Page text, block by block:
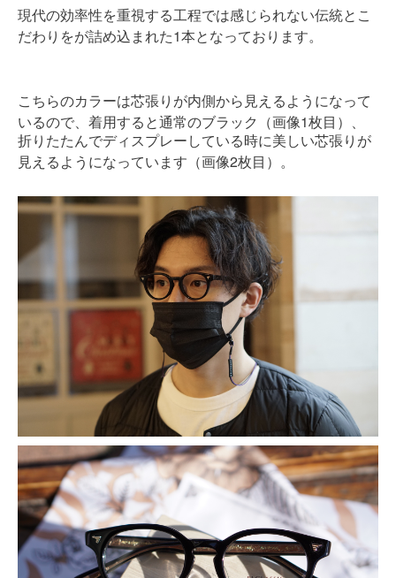
現代の効率性を重視する工程では感じられない伝統とこ
だわりをが詰め込まれた1本となっております。
こちらのカラーは芯張りが内側から見えるようになって
いるので、着用すると通常のブラック（画像1枚目）、
折りたたんでディスプレーしている時に美しい芯張りが
見えるようになっています（画像2枚目）。